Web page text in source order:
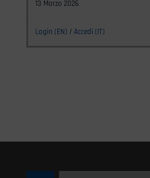
13 Marzo 2026
Login (EN) /Accedi (IT)